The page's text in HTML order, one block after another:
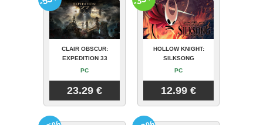
CLAIR OBSCUR:
EXPEDITION 33
PC
23.29 €
HOLLOW KNIGHT:
SILKSONG
PC
12.99 €